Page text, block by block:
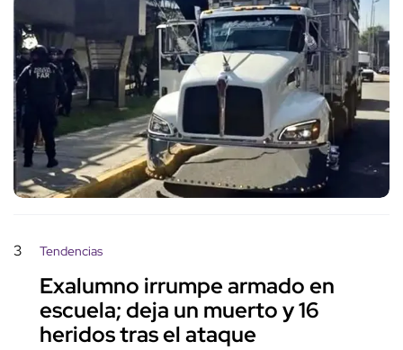
3 Tendencias
Exalumno irrumpe armado en
escuela; deja un muerto y 16
heridos tras el ataque